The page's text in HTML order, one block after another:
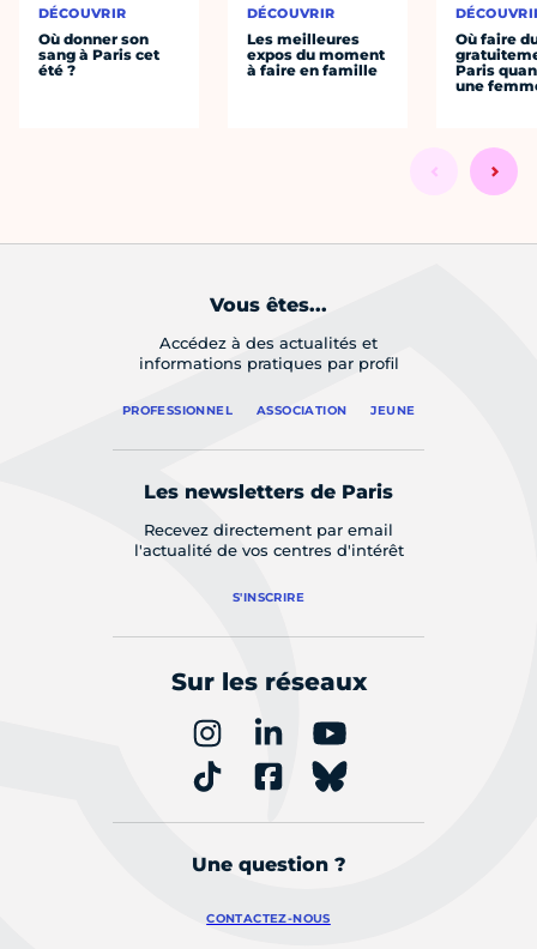
DÉCOUVRIR
Où donner son
sang à Paris cet
été ?
DÉCOUVRIR
Les meilleures
expos du moment
à faire en famille
Où faire
Paris
une
Vous êtes...
Accédez à des actualités et
informations pratiques par profil
PROFESSIONNEL ASSOCIATION JEUNE
Les newsletters de Paris
Recevez directement par email
l'actualité de vos centres d'intérêt
S'INSCRIRE
Sur les réseaux
Une question ?
CONTACTEZ-NOUS